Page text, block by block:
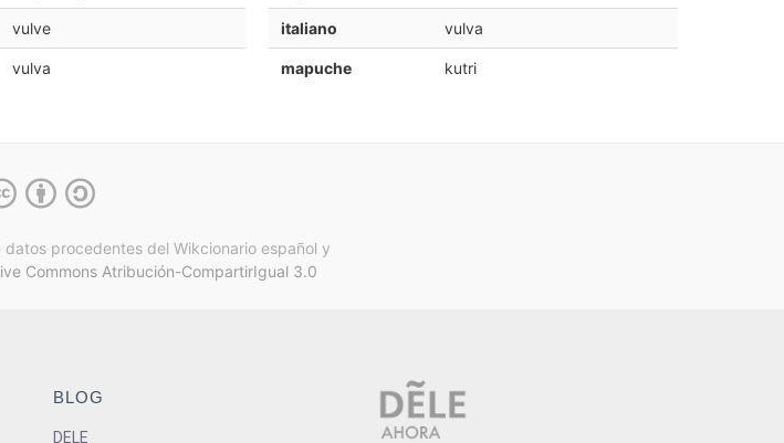
vulve
vulva
italiano vulva
mapuche kutri
procedentes del Wikcionario español y
Commons Atribución-CompartirIgual 3.0
BLOG
DELE